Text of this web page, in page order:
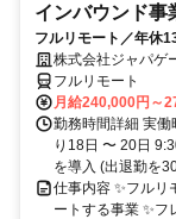
インバウンド事
フルリモート／年休
株式会社ジャパゲ
フルリモート
月給240,000円～
勤務時間詳細 実
り18日 〜 20日
を導入 (出退勤を
仕事内容 ✨フルリ
ートする事業 ✨